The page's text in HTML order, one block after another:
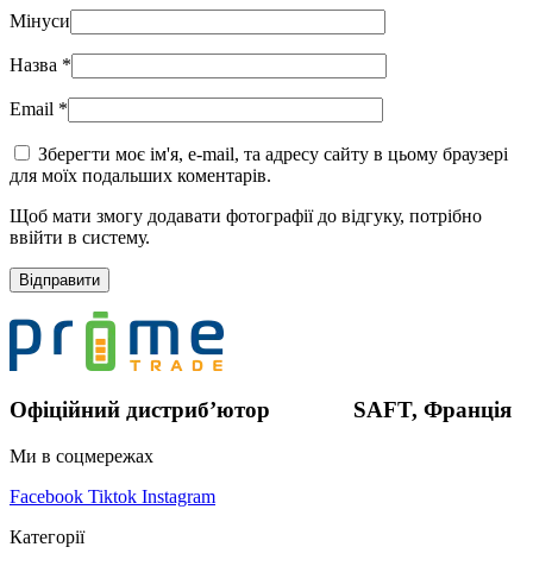
Мінуси
Назва *
Email *
Зберегти моє ім'я, e-mail, та адресу сайту в цьому браузері
для моїх подальших коментарів.
Щоб мати змогу додавати фотографії до відгуку, потрібно
ввійти в систему.
Офіційний дистриб’ютор SAFT, Франція
Ми в соцмережах
Facebook Tiktok Instagram
Категорії